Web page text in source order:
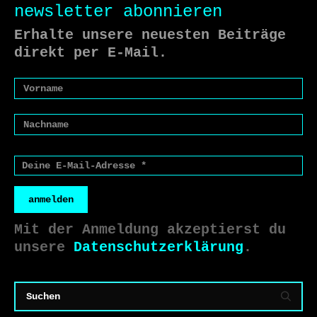
newsletter abonnieren
Erhalte unsere neuesten Beiträge
direkt per E-Mail.
anmelden
Mit der Anmeldung akzeptierst du
unsere Datenschutzerklärung .